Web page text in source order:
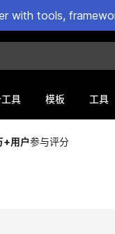
with tools,
具 模板 工具
+用户参与评分